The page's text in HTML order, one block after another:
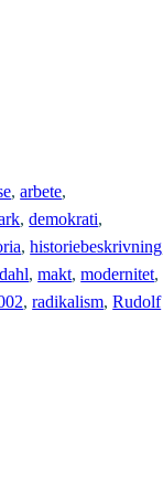
, arbete
, demokrati
, historiebeskrivning
, makt, modernitet
, radikalism, Rudolf